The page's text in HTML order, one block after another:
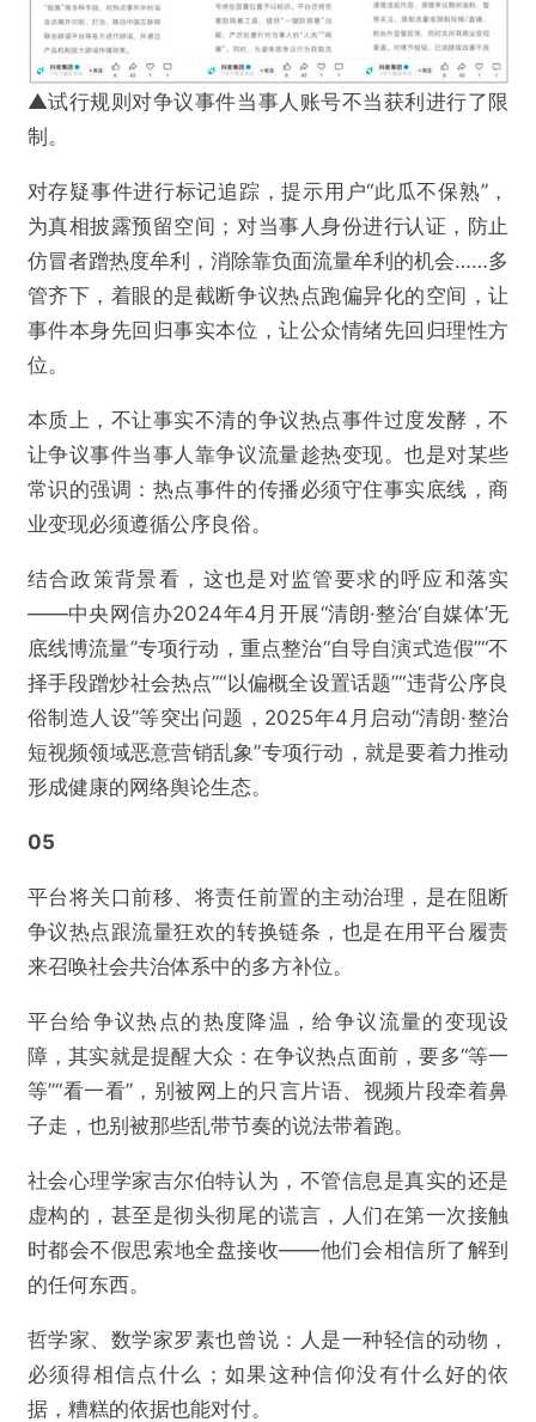
▲试行规则对争议事件当事人账号不当获利进行了限
制。
对存疑事件进行标记追踪，提示用户“此瓜不保熟”，
为真相披露预留空间；对当事人身份进行认证，防止
仿冒者蹭热度牟利，消除靠负面流量牟利的机会……多
管齐下，着眼的是截断争议热点跑偏异化的空间，让
事件本身先回归事实本位，让公众情绪先回归理性方
位。
本质上，不让事实不清的争议热点事件过度发酵，不
让争议事件当事人靠争议流量趁热变现。也是对某些
常识的强调：热点事件的传播必须守住事实底线，商
业变现必须遵循公序良俗。
结合政策背景看，这也是对监管要求的呼应和落实
——中央网信办2024年4月开展“清朗·整治‘自媒体’无
底线博流量”专项行动，重点整治“自导自演式造假”“不
择手段蹭炒社会热点”“以偏概全设置话题”“违背公序良
俗制造人设”等突出问题，2025年4月启动“清朗·整治
短视频领域恶意营销乱象”专项行动，就是要着力推动
形成健康的网络舆论生态。
05
平台将关口前移、将责任前置的主动治理，是在阻断
争议热点跟流量狂欢的转换链条，也是在用平台履责
来召唤社会共治体系中的多方补位。
平台给争议热点的热度降温，给争议流量的变现设
障，其实就是提醒大众：在争议热点面前，要多“等一
等”“看一看”，别被网上的只言片语、视频片段牵着鼻
子走，也别被那些乱带节奏的说法带着跑。
社会心理学家吉尔伯特认为，不管信息是真实的还是
虚构的，甚至是彻头彻尾的谎言，人们在第一次接触
时都会不假思索地全盘接收——他们会相信所了解到
的任何东西。
哲学家、数学家罗素也曾说：人是一种轻信的动物，
必须得相信点什么；如果这种信仰没有什么好的依
据，糟糕的依据也能对付。